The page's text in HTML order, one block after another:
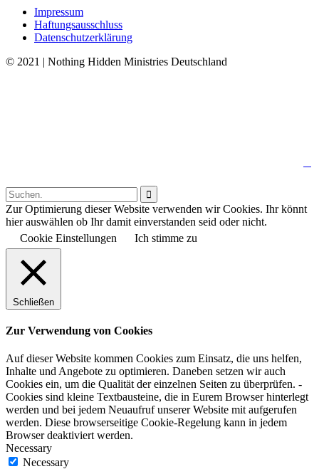
Impressum
Haftungsausschluss
Datenschutzerklärung
© 2021 | Nothing Hidden Ministries Deutschland

Zur Optimierung dieser Website verwenden wir Cookies. Ihr könnt
hier auswählen ob Ihr damit einverstanden seid oder nicht.
Cookie Einstellungen
Ich stimme zu
Schließen
Zur Verwendung von Cookies
Auf dieser Website kommen Cookies zum Einsatz, die uns helfen,
Inhalte und Angebote zu optimieren. Daneben setzen wir auch
Cookies ein, um die Qualität der einzelnen Seiten zu überprüfen. -
Cookies sind kleine Textbausteine, die in Eurem Browser hinterlegt
werden und bei jedem Neuaufruf unserer Website mit aufgerufen
werden. Diese browserseitige Cookie-Regelung kann in jedem
Browser deaktiviert werden.
Necessary
Necessary